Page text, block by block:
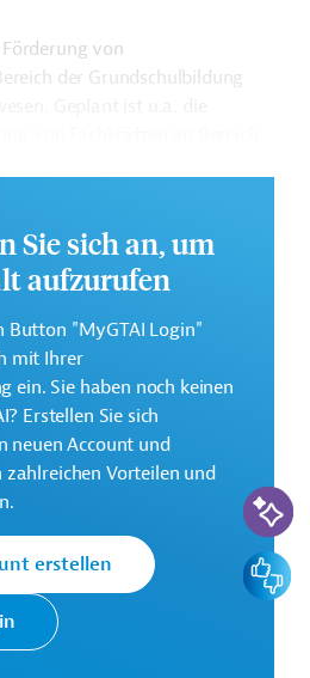
von
der Grundschulbildung
ist bis April 2031 geplant.
dem Entwicklungsprojekt
der Weltbankgruppe
das zum Download
Weltbankgruppe:
und praktische Hinweise zur
Sie sich an, um
aufzurufen
Button "MyGTAI Login"
mit Ihrer
ein. Sie haben noch keinen
Erstellen Sie sich
neuen Account und
Vorteilen und
erstellen
KI-